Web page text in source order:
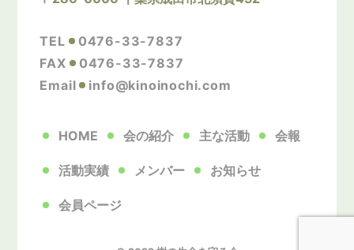
TEL
0476-33-7837
FAX
0476-33-7837
Email
info@kinoinochi.com
HOME 会の紹介 主な活動 会報
活動実績 メンバー お知らせ
会員ページ